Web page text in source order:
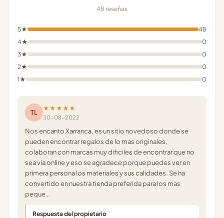
48 reseñas
5★
48
4★
0
3★
0
2★
0
1★
0
TL
★★★★★
30-08-2022
Nos encanto Xarranca, es un sitio novedoso donde se
pueden encontrar regalos de lo mas originales,
colaboran con marcas muy dificiles de encontrar que no
sea via online y eso se agradece porque puedes ver en
primera persona los materiales y sus calidades. Se ha
convertido en nuestra tienda preferida para los mas
peque…
Respuesta del propietario